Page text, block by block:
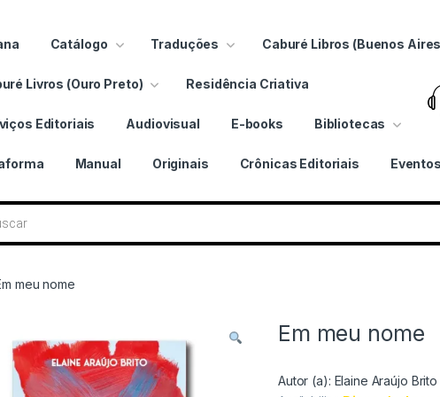
Catálogo Traduções Caburé Libros (Buenos
Livros (Ouro Preto) Residência Criativa
Editoriais Audiovisual E-books Bibliotecas
Manual Originais Crônicas Editoriais Eventos
livros
meu nome
Em meu nome
Autor (a): Elaine Araújo Brito